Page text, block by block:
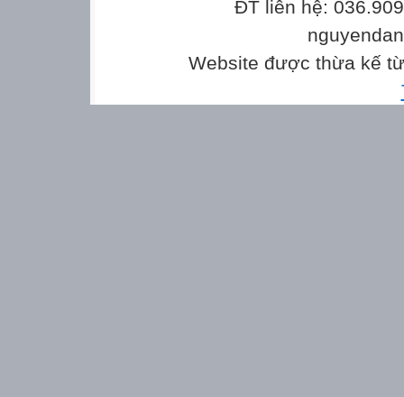
ĐT liên hệ:
Website được thừa kế